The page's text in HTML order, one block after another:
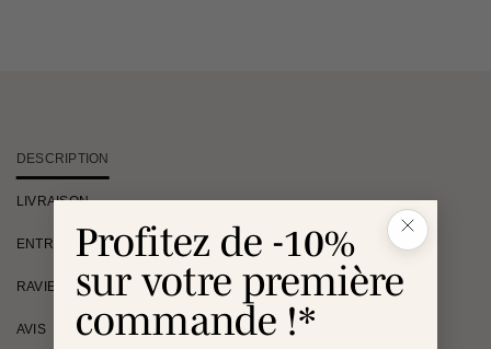
Profitez de -10%
sur votre première
commande !*
DESCRIPTION
LIVRAISON
ENTRETIEN
RAVIE OU REMBOURSÉE
AVIS